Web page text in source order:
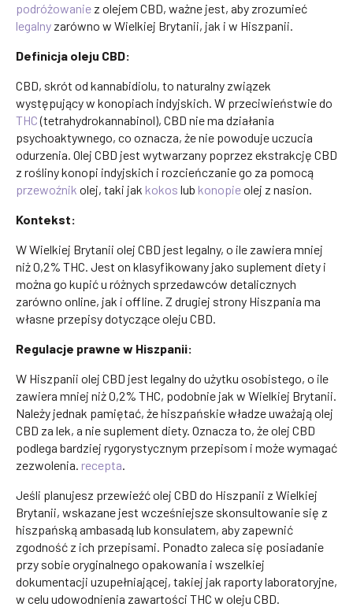
podróżowanie z olejem CBD, ważne jest, aby zrozumieć
legalny zarówno w Wielkiej Brytanii, jak i w Hiszpanii.
Definicja oleju CBD:
CBD, skrót od kannabidiolu, to naturalny związek
występujący w konopiach indyjskich. W przeciwieństwie do
THC(tetrahydrokannabinol), CBD nie ma działania
psychoaktywnego, co oznacza, że nie powoduje uczucia
odurzenia. Olej CBD jest wytwarzany poprzez ekstrakcję CBD
z rośliny konopi indyjskich i rozcieńczanie go za pomocą
przewoźnik olej, taki jak kokos lub konopieolej z nasion.
Kontekst:
W Wielkiej Brytanii olej CBD jest legalny, o ile zawiera mniej
niż 0,2% THC. Jest on klasyfikowany jako suplement diety i
można go kupić u różnych sprzedawców detalicznych
zarówno online, jak i offline. Z drugiej strony Hiszpania ma
własne przepisy dotyczące oleju CBD.
Regulacje prawne w Hiszpanii:
W Hiszpanii olej CBD jest legalny do użytku osobistego, o ile
zawiera mniej niż 0,2% THC, podobnie jak w Wielkiej Brytanii.
Należy jednak pamiętać, że hiszpańskie władze uważają olej
CBD za lek, a nie suplement diety. Oznacza to, że olej CBD
podlega bardziej rygorystycznym przepisom i może wymagać
zezwolenia. recepta.
Jeśli planujesz przewieźć olej CBD do Hiszpanii z Wielkiej
Brytanii, wskazane jest wcześniejsze skonsultowanie się z
hiszpańską ambasadą lub konsulatem, aby zapewnić
zgodność z ich przepisami. Ponadto zaleca się posiadanie
przy sobie oryginalnego opakowania i wszelkiej
dokumentacji uzupełniającej, takiej jak raporty laboratoryjne,
w celu udowodnienia zawartości THC w oleju CBD.